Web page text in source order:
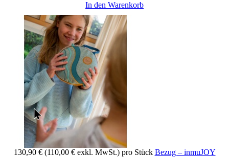
In den Warenkorb
130,90 € (110,00 € exkl. MwSt.) pro Stück Bezug – inmuJOY